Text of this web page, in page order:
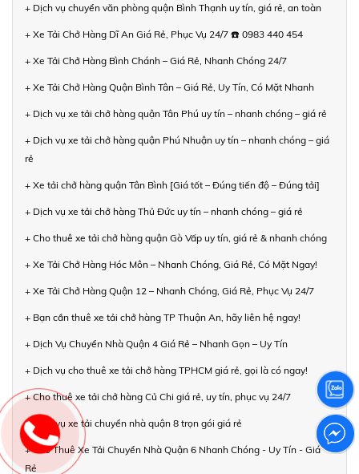
+ Dịch vụ chuyển văn phòng quận Bình Thạnh uy tín, giá rẻ, an toàn
+ Xe Tải Chở Hàng Dĩ An Giá Rẻ, Phục Vụ 24/7 ☎️ 0983 440 454
+ Xe Tải Chở Hàng Bình Chánh – Giá Rẻ, Nhanh Chóng 24/7
+ Xe Tải Chở Hàng Quận Bình Tân – Giá Rẻ, Uy Tín, Có Mặt Nhanh
+ Dịch vụ xe tải chở hàng quận Tân Phú uy tín – nhanh chóng – giá rẻ
+ Dịch vụ xe tải chở hàng quận Phú Nhuận uy tín – nhanh chóng – giá
rẻ
+ Xe tải chở hàng quận Tân Bình [Giá tốt – Đúng tiến độ – Đúng tải]
+ Dịch vụ xe tải chở hàng Thủ Đức uy tín – nhanh chóng – giá rẻ
+ Cho thuê xe tải chở hàng quận Gò Vấp uy tín, giá rẻ & nhanh chóng
+ Xe Tải Chở Hàng Hóc Môn – Nhanh Chóng, Giá Rẻ, Có Mặt Ngay!
+ Xe Tải Chở Hàng Quận 12 – Nhanh Chóng, Giá Rẻ, Phục Vụ 24/7
+ Bạn cần thuê xe tải chở hàng TP Thuận An, hãy liên hệ ngay!
+ Dịch Vụ Chuyển Nhà Quận 4 Giá Rẻ – Nhanh Gọn – Uy Tín
+ Dịch vụ cho thuê xe tải chở hàng TPHCM giá rẻ, gọi là có ngay!
+ Cho thuê xe tải chở hàng Củ Chi giá rẻ, uy tín, phục vụ 24/7
+ Dịch vụ xe tải chuyển nhà quận 8 trọn gói giá rẻ
+ Cho Thuê Xe Tải Chuyển Nhà Quận 6 Nhanh Chóng - Uy Tín - Giá
Rẻ